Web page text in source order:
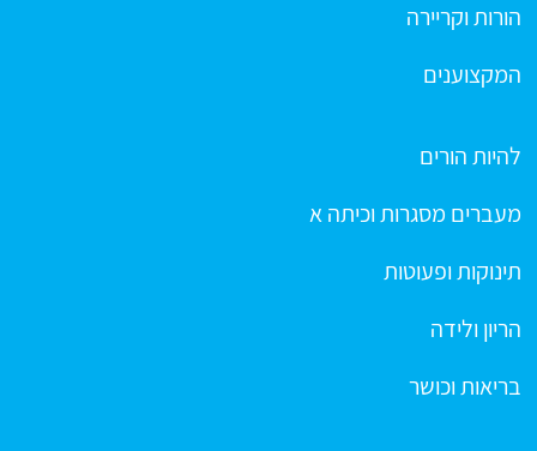
הורות וקריירה
המקצוענים
להיות הורים
מעברים מסגרות וכיתה א
תינוקות ופעוטות
הריון ולידה
בריאות וכושר